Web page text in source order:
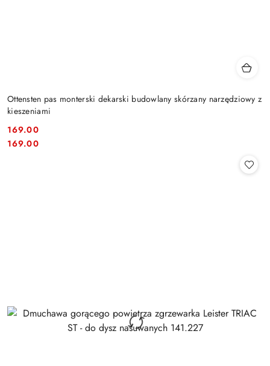
Ottensten pas monterski dekarski budowlany skórzany narzędziowy z
kieszeniami
Cena:
169.00
Cena:
169.00